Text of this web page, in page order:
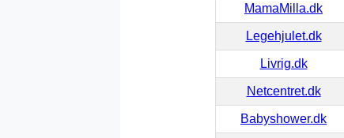
MamaMilla.dk
Legehjulet.dk
Livrig.dk
Netcentret.dk
Babyshower.dk